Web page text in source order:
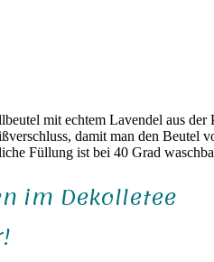
mit echtem Lavendel aus der
damit man den Beutel
Füllung ist bei 40 Grad
im Dekolletee